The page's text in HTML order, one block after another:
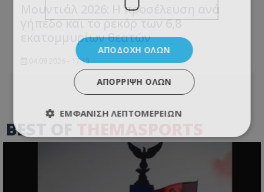
Μουντιάλ 2026: Η προσέλευση ανά
γήπεδο και το ρεκόρ των 6,8
εκατομμυρίων θεατών
04.08.2026 - 17:13
BEST OF
ΑΠΟΔΟΧΉ ΌΛΩΝ
ΑΠΌΡΡΙΨΗ ΌΛΩΝ
ΕΜΦΆΝΙΣΗ ΛΕΠΤΟΜΕΡΕΙΏΝ